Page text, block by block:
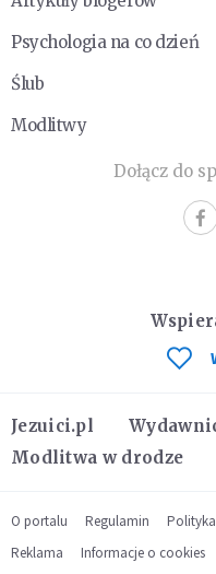
Psychologia na co dzień
Ślub
Modlitwy
Dołącz do
Jezuici.pl
Modlitwa w drodze
O portalu Regulamin
Reklama
Informacje o cookies